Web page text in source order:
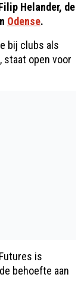
Helander, de
Odense.
bij clubs als
staat open voor
is
behoefte aan